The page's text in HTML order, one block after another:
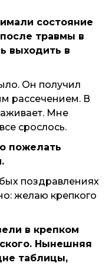
состояние
травмы в
выходить в
Он получил
рассечением. В
Мне
срослось.
пожелать
поздравлениях
желаю крепкого
в крепком
Нынешняя
таблицы,